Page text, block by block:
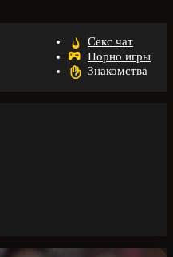
Секс чат
Порно игры
Знакомства